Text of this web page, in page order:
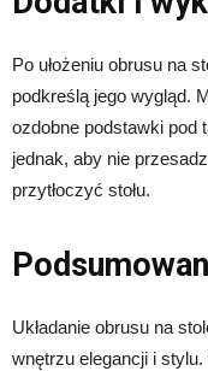
Po ułożeniu obrusu na
podkreślą jego wygląd.
ozdobne podstawki pod
jednak, aby nie
przytłoczyć stołu.
Układanie obrusu na
wnętrzu elegancji i